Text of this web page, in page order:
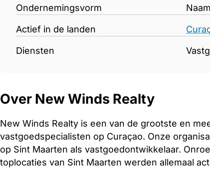
Ondernemingsvorm
Actief in de landen
Diensten
Over New Winds Realty
New Winds Realty is een van de grootste en
vastgoedspecialisten op Curaçao. Onze
op Sint Maarten als vastgoedontwikkelaar.
toplocaties van Sint Maarten werden allemaal